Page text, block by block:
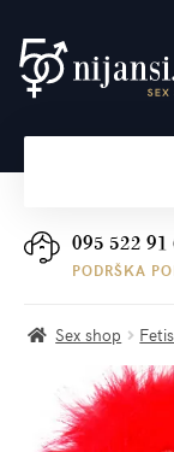
Preskoči
na
Skoči
do
Plaćanje i dostava
095 522 91
PODRŠKA
Sex shop